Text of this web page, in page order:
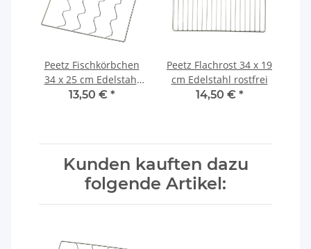
Peetz Fischkörbchen
34 x 25 cm Edelstahl
rostfrei
13,50 € *
Peetz Flachrost 34 x 19
cm Edelstahl rostfrei
14,50 € *
Kunden kauften dazu
folgende Artikel: